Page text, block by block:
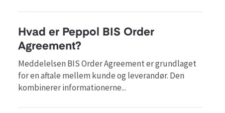
Hvad er Peppol BIS Order
Agreement?
Meddelelsen BIS Order Agreement er grundlaget
for en aftale mellem kunde og leverandør. Den
kombinerer informationerne...